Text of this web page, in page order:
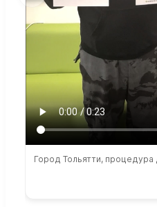
Город Тольятти, процедура